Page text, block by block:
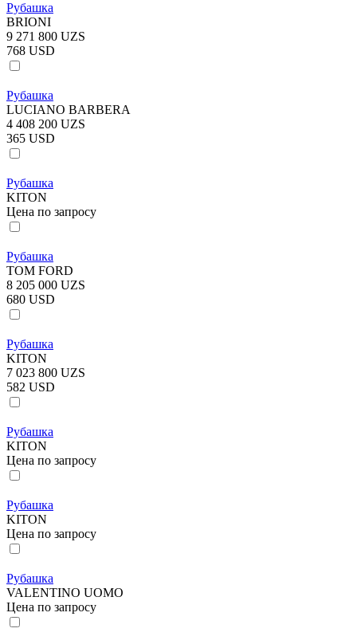
Рубашка
BRIONI
9 271 800 UZS
768 USD
Рубашка
LUCIANO BARBERA
4 408 200 UZS
365 USD
Рубашка
KITON
Цена по запросу
Рубашка
TOM FORD
8 205 000 UZS
680 USD
Рубашка
KITON
7 023 800 UZS
582 USD
Рубашка
KITON
Цена по запросу
Рубашка
KITON
Цена по запросу
Рубашка
VALENTINO UOMO
Цена по запросу